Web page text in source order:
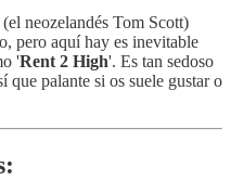
neozelandés Tom Scott)
pero aquí hay es inevitable
'Rent 2 High'. Es tan sedoso
que palante si os suele gustar o